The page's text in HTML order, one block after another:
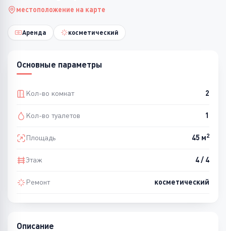
местоположение на карте
Аренда косметический
Основные параметры
Кол-во комнат 2
Кол-во туалетов 1
Площадь 45 м2
Этаж 4 / 4
Ремонт косметический
Описание